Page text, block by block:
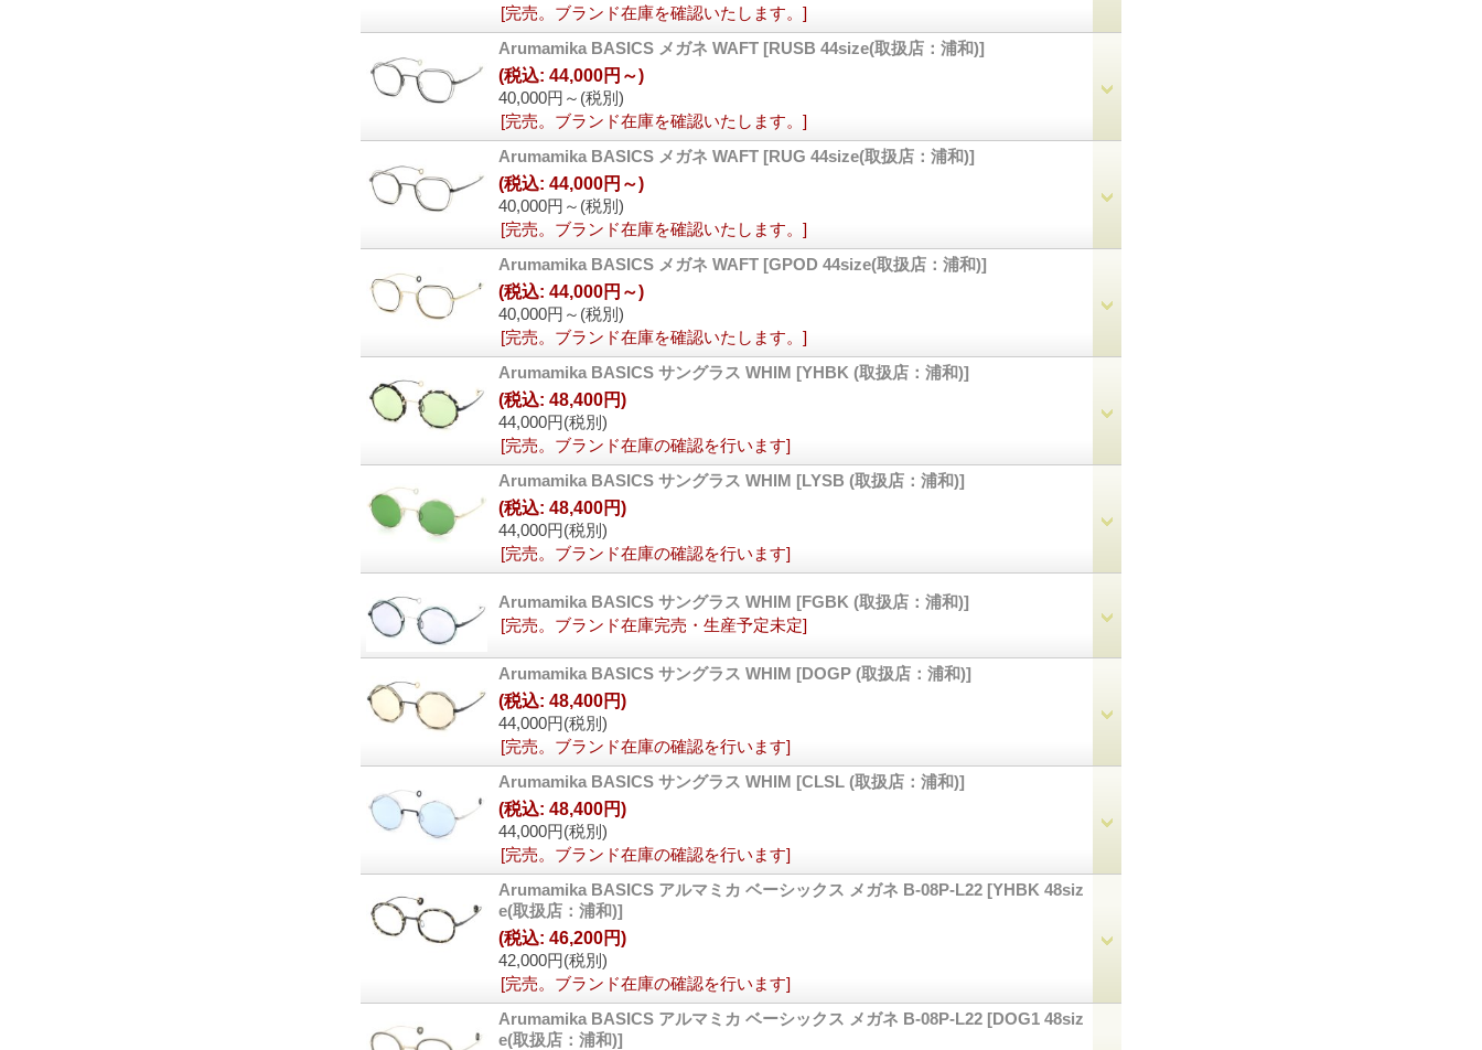
[完売。ブランド在庫を確認いたします。]
Arumamika BASICS メガネ WAFT [RUSB 44size(取扱店：浦和)]
40,000円～ (税別)
(税込: 44,000円～)
[完売。ブランド在庫を確認いたします。]
Arumamika BASICS メガネ WAFT [RUG 44size(取扱店：浦和)]
40,000円～ (税別)
(税込: 44,000円～)
[完売。ブランド在庫を確認いたします。]
Arumamika BASICS メガネ WAFT [GPOD 44size(取扱店：浦和)]
40,000円～ (税別)
(税込: 44,000円～)
[完売。ブランド在庫を確認いたします。]
Arumamika BASICS サングラス WHIM [YHBK (取扱店：浦和)]
44,000円(税別)
(税込: 48,400円)
[完売。ブランド在庫の確認を行います]
Arumamika BASICS サングラス WHIM [LYSB (取扱店：浦和)]
44,000円(税別)
(税込: 48,400円)
[完売。ブランド在庫の確認を行います]
Arumamika BASICS サングラス WHIM [FGBK (取扱店：浦和)]
[完売。ブランド在庫完売・生産予定未定]
Arumamika BASICS サングラス WHIM [DOGP (取扱店：浦和)]
44,000円(税別)
(税込: 48,400円)
[完売。ブランド在庫の確認を行います]
Arumamika BASICS サングラス WHIM [CLSL (取扱店：浦和)]
44,000円(税別)
(税込: 48,400円)
[完売。ブランド在庫の確認を行います]
Arumamika BASICS アルマミカ ベーシックス メガネ B-08P-L22 [YHBK 48siz
e(取扱店：浦和)]
42,000円(税別)
(税込: 46,200円)
[完売。ブランド在庫の確認を行います]
Arumamika BASICS アルマミカ ベーシックス メガネ B-08P-L22 [DOG1 48siz
e(取扱店：浦和)]